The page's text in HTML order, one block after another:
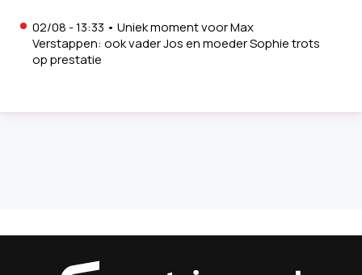
02/08 - 13:33 • Uniek moment voor Max
Verstappen: ook vader Jos en moeder Sophie trots
op prestatie